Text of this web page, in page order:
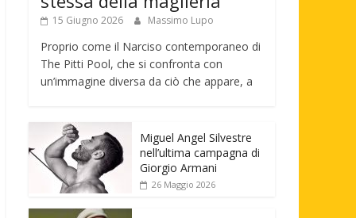
15 Giugno 2026 Massimo Lupo
Proprio come il Narciso contemporaneo di
The Pitti Pool, che si confronta con
un’immagine diversa da ciò che appare, a
Miguel Angel Silvestre
nell’ultima campagna di
Giorgio Armani
26 Maggio 2026